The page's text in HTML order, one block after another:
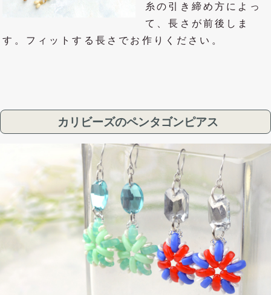
糸の引き締め方によっ
て、長さが前後しま
す。フィットする長さでお作りください。
カリビーズのペンタゴンピアス